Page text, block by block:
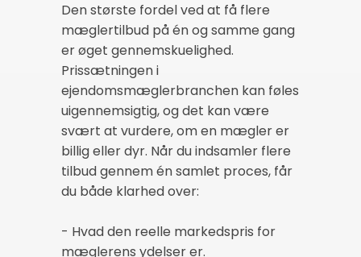
Den største fordel ved at få flere
mæglertilbud på én og samme gang
er øget gennemskuelighed.
Prissætningen i
ejendomsmæglerbranchen kan føles
uigennemsigtig, og det kan være
svært at vurdere, om en mægler er
billig eller dyr. Når du indsamler flere
tilbud gennem én samlet proces, får
du både klarhed over:
- Hvad den reelle markedspris for
mæglerens ydelser er.